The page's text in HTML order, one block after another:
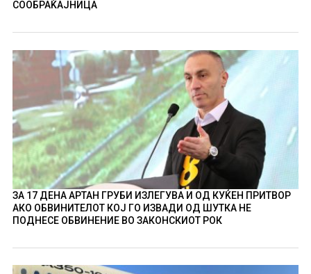
СООБРАЌАЈНИЦА
ЗА 17 ДЕНА АРТАН ГРУБИ ИЗЛЕГУВА И ОД КУЌЕН ПРИТВОР
АКО ОБВИНИТЕЛОТ КОЈ ГО ИЗВАДИ ОД ШУТКА НЕ
ПОДНЕСЕ ОБВИНЕНИЕ ВО ЗАКОНСКИОТ РОК